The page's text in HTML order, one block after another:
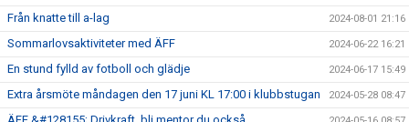
Från knatte till a-lag 2024-08-01 21:16
Sommarlovsaktiviteter med ÄFF 2024-06-22 16:21
En stund fylld av fotboll och glädje 2024-06-17 15:49
Extra årsmöte måndagen den 17 juni KL 17:00 i klubbstugan 2024-05-28 08:47